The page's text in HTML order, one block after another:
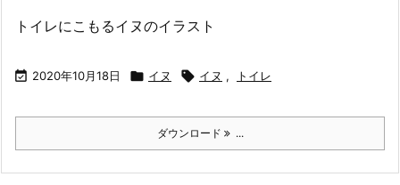
トイレにこもるイヌのイラスト
 2020年10月18日  イヌ  イヌ , トイレ
ダウンロード ...